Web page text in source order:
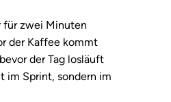
zwei Minuten
der Kaffee kommt
der Tag losläuft
im Sprint, sondern im